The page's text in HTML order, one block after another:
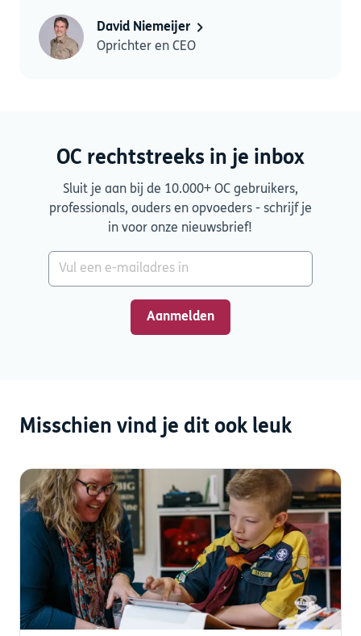
David Niemeijer
Oprichter en CEO
OC rechtstreeks in je inbox
Sluit je aan bij de 10.000+ OC gebruikers,
professionals, ouders en opvoeders - schrijf je
in voor onze nieuwsbrief!
Misschien vind je dit ook leuk